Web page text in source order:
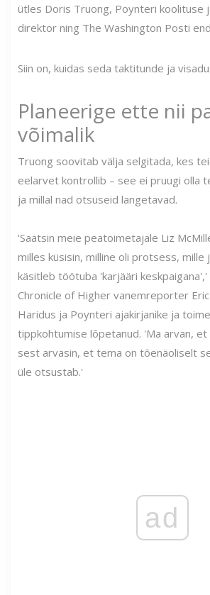
ütles Doris Truong, Poynteri koolituse
direktor ning The Washington Posti
Siin on, kuidas seda taktitunde ja
Planeerige ette nii
võimalik
Truong soovitab välja selgitada, kes
eelarvet kontrollib – see ei pruugi olla
ja millal nad otsuseid langetavad.
'Saatsin meie peatoimetajale Liz
milles küsisin, milline oli protsess, mille
käsitleb töötuba 'karjääri
Chronicle of Higher vanemreporter
Haridus ja Poynteri ajakirjanike ja
tippkohtumise lõpetanud. 'Ma arvan, et
sest arvasin, et tema on tõenäoliselt
üle otsustab.'
ad